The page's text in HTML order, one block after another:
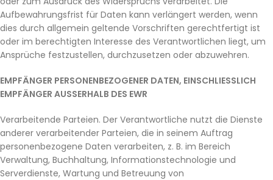
Aufbewahrungsfrist für Daten kann verlängert werden, wenn
dies durch allgemein geltende Vorschriften gerechtfertigt ist
oder im berechtigten Interesse des Verantwortlichen liegt, um
Ansprüche festzustellen, durchzusetzen oder abzuwehren.
EMPFÄNGER PERSONENBEZOGENER DATEN, EINSCHLIESSLICH
EMPFÄNGER AUSSERHALB DES EWR
Verarbeitende Parteien. Der Verantwortliche nutzt die Dienste
anderer verarbeitender Parteien, die in seinem Auftrag
personenbezogene Daten verarbeiten, z. B. im Bereich
Verwaltung, Buchhaltung, Informationstechnologie und
Serverdienste, Wartung und Betreuung von